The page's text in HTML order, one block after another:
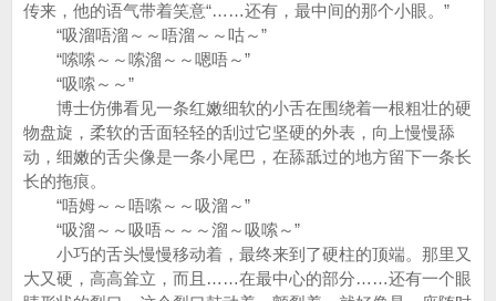
传来，他的语气带着笑意“……还有，最中间的那个小眼。”
“吸溜唔溜～～唔溜～～咕～”
“嗦嗦～～嗦溜～～嗯唔～”
“吸嗦～～”
博士仿佛看见一条红嫩细软的小舌在围绕着一根粗壮的硬
物盘旋，柔软的舌面轻轻的刮过它坚硬的外表，向上慢慢舔
动，细嫩的舌尖像是一条小尾巴，在舔舐过的地方留下一条长
长的拖痕。
“唔姆～～唔嗦～～吸溜～”
“吸溜～～吸唔～～～溜～吸嗦～”
小巧的舌头慢慢移动着，最终来到了硬柱的顶端。那里又
大又硬，高高耸立，而且……在最中心的部分……还有一个眼